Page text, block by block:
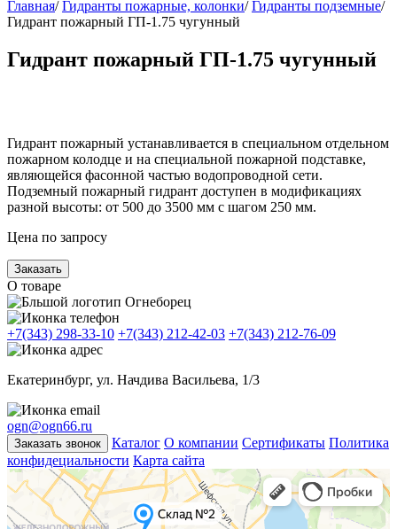
Главная/Гидранты пожарные, колонки/Гидранты подземные/
Гидрант пожарный ГП-1.75 чугунный
Гидрант пожарный ГП-1.75 чугунный
Гидрант пожарный устанавливается в специальном отдельном
пожарном колодце и на специальной пожарной подставке,
являющейся фасонной частью водопроводной сети.
Подземный пожарный гидрант доступен в модификациях
разной высоты: от 500 до 3500 мм с шагом 250 мм.
Цена по запросу
Заказать
О товаре
+7(343) 298-33-10 +7(343) 212-42-03 +7(343) 212-76-09
Екатеринбург, ул. Начдива Васильева, 1/3
ogn@ogn66.ru
Заказать звонок Каталог О компании Сертификаты Политика
конфидециальности Карта сайта